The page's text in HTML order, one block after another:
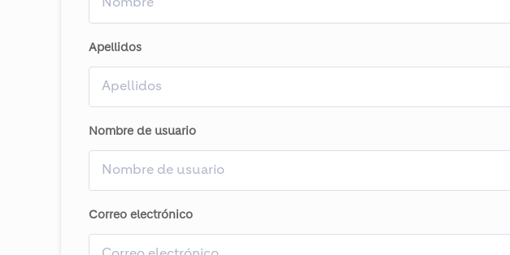
Apellidos
Nombre de usuario
Correo electrónico